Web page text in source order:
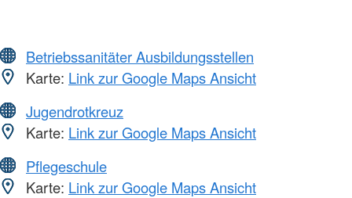
Betriebssanitäter Ausbildungsstellen
Karte: Link zur Google Maps Ansicht
Jugendrotkreuz
Karte: Link zur Google Maps Ansicht
Pflegeschule
Karte: Link zur Google Maps Ansicht